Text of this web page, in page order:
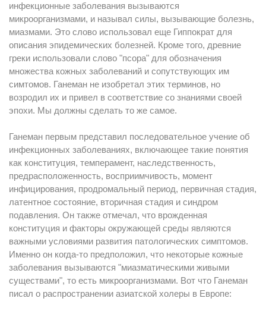
инфекционные заболевания вызываются
микроорганизмами, и называл силы, вызывающие болезнь,
миазмами. Это слово использовал еще Гиппократ для
описания эпидемических болезней. Кроме того, древние
греки использовали слово "псора" для обозначения
множества кожных заболеваний и сопутствующих им
симтомов. Ганеман не изобретал этих терминов, но
возродил их и привел в соответствие со знаниями своей
эпохи. Мы должны сделать то же самое.
Ганеман первым представил последовательное учение об
инфекционных заболеваниях, включающее такие понятия
как конституция, темперамент, наследственность,
предрасположенность, восприимчивость, момент
инфицирования, продромальный период, первичная стадия,
латентное состояние, вторичная стадия и синдром
подавления. Он также отмечал, что врожденная
конституция и факторы окружающей среды являются
важными условиями развития патологических симптомов.
Именно он когда-то предположил, что некоторые кожные
заболевания вызываются "миазматическими живыми
существами", то есть микроорганизмами. Вот что Ганеман
писал о распространении азиатской холеры в Европе: